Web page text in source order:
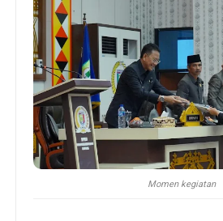
Momen kegiatan